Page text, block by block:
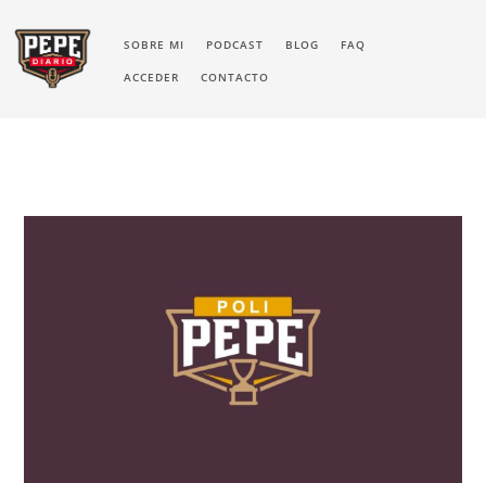
SOBRE MI PODCAST BLOG FAQ
ACCEDER CONTACTO